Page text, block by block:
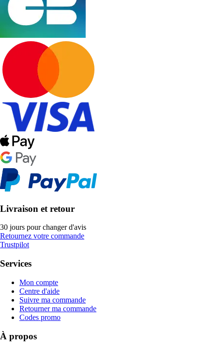
Livraison et retour
30 jours pour changer d'avis
Retournez votre commande
Trustpilot
Services
Mon compte
Centre d'aide
Suivre ma commande
Retourner ma commande
Codes promo
À propos